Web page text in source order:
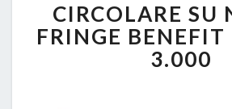
SU
NUOVO
FRINGE
CIRCOLARE SU
FRINGE BENEFIT
3.000